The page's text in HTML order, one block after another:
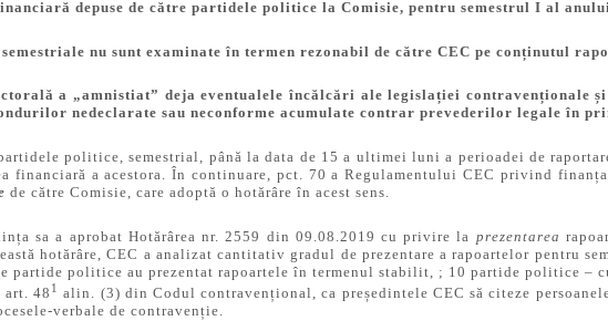
depuse de către partidele politice la Comisie, pentru semestrul I al
nu sunt examinate în termen rezonabil de către CEC pe conținutul
a „amnistiat” deja eventualele încălcări ale legislației contravenționale
nedeclarate sau neconforme acumulate contrar prevederilor legale în
politice, semestrial, până la data de 15 a ultimei luni a perioadei de
financiară a acestora. În continuare, pct. 70 a Regulamentului CEC privind
de către Comisie, care adoptă o hotărâre în acest sens.
sa a aprobat Hotărârea nr. 2559 din 09.08.2019 cu privire la prezentarea
hotărâre, CEC a analizat cantitativ gradul de prezentare a rapoartelor pentru
partide politice au prezentat rapoartele în termenul stabilit, ; 10 partide politice –
art. 48 1 alin. (3) din Codul contravențional, ca președintele CEC să citeze
verbale de contravenție.